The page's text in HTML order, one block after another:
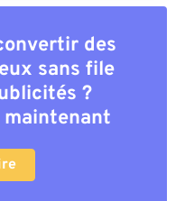
des
sans file
?
maintenant